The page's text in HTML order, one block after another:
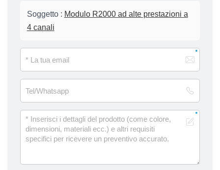
Soggetto : Modulo R2000 ad alte prestazioni a
4 canali